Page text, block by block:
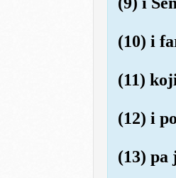
(10) i
(11)
(12) i
(13) pa